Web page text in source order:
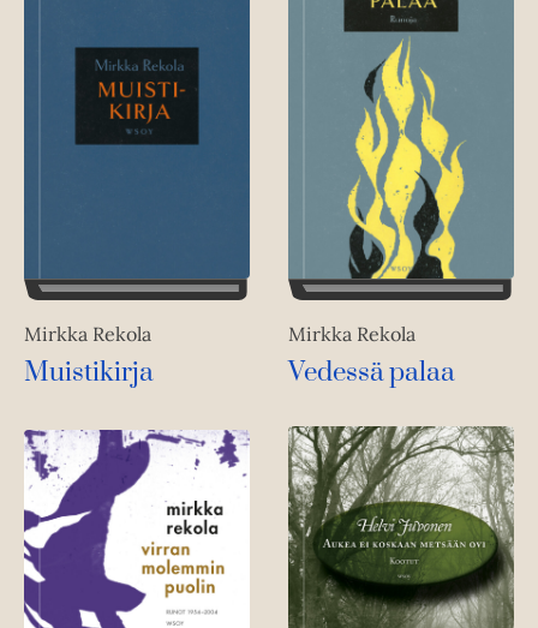
Mirkka Rekola
Muistikirja
Mirkka Rekola
Vedessä palaa